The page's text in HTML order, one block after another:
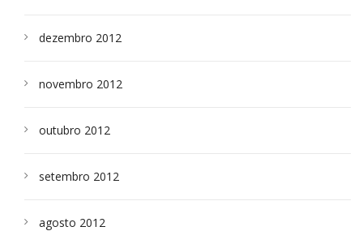
dezembro 2012
novembro 2012
outubro 2012
setembro 2012
agosto 2012